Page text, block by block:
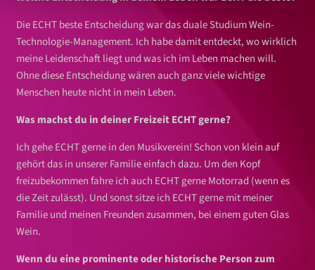
Die ECHT beste Entscheidung war das duale Studium Wein-
Technologie-Management. Ich habe damit entdeckt, wo wirklich
meine Leidenschaft liegt und was ich im Leben machen will.
Ohne diese Entscheidung wären auch ganz viele wichtige
Menschen heute nicht in mein Leben.
Was machst du in deiner Freizeit ECHT gerne?
Ich gehe ECHT gerne in den Musikverein! Schon von klein auf
gehört das in unserer Familie einfach dazu. Um den Kopf
freizubekommen fahre ich auch ECHT gerne Motorrad (wenn es
die Zeit zulässt). Und sonst sitze ich ECHT gerne mit meiner
Familie und meinen Freunden zusammen, bei einem guten Glas
Wein.
Wenn du eine prominente oder historische Person zum